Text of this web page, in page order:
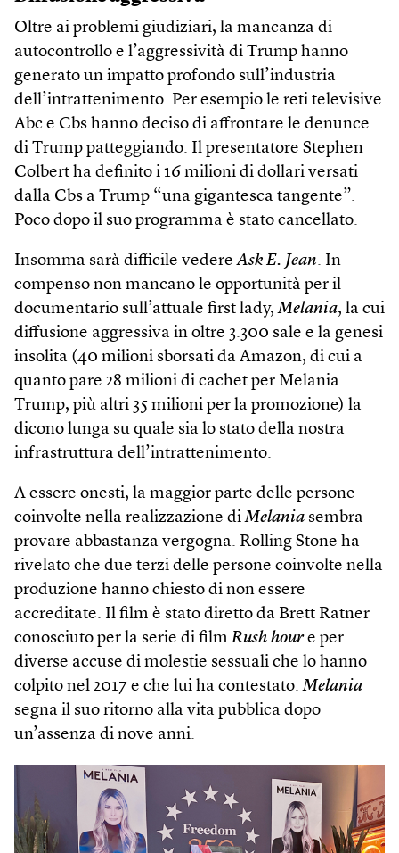
Oltre ai problemi giudiziari, la mancanza di
autocontrollo e l’aggressività di Trump hanno
generato un impatto profondo sull’industria
dell’intrattenimento. Per esempio le reti televisive
Abc e Cbs hanno deciso di affrontare le denunce
di Trump patteggiando. Il presentatore Stephen
Colbert ha definito i 16 milioni di dollari versati
dalla Cbs a Trump “una gigantesca tangente”.
Poco dopo il suo programma è stato cancellato.
Insomma sarà difficile vedereAsk E. Jean. In
compenso non mancano le opportunità per il
documentario sull’attuale first lady,Melania, la cui
diffusione aggressiva in oltre 3.300 sale e la genesi
insolita (40 milioni sborsati da Amazon, di cui a
quanto pare 28 milioni di cachet per Melania
Trump, più altri 35 milioni per la promozione) la
dicono lunga su quale sia lo stato della nostra
infrastruttura dell’intrattenimento.
A essere onesti, la maggior parte delle persone
coinvolte nella realizzazione diMelania sembra
provare abbastanza vergogna. Rolling Stone ha
rivelato che due terzi delle persone coinvolte nella
produzione hanno chiesto di non essere
accreditate. Il film è stato diretto da Brett Ratner
conosciuto per la serie di film Rush houre per
diverse accuse di molestie sessuali che lo hanno
colpito nel 2017 e che lui ha contestato.Melania
segna il suo ritorno alla vita pubblica dopo
un’assenza di nove anni.